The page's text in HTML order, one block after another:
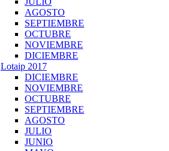
AGOSTO
SEPTIEMBRE
OCTUBRE
NOVIEMBRE
DICIEMBRE
Lotaip 2017
DICIEMBRE
NOVIEMBRE
OCTUBRE
SEPTIEMBRE
AGOSTO
JULIO
JUNIO